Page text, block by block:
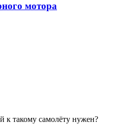
мотора
к такому самолёту нужен?